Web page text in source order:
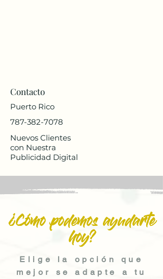
Contacto
Puerto Rico
787-382-7078
Nuevos Clientes
con Nuestra
Publicidad Digital
¿Cómo podemos ayudarte
hoy?
Elige la opción que
mejor se adapte a tu